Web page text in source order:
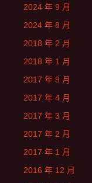
2024 年 9 月
2024 年 8 月
2018 年 2 月
2018 年 1 月
2017 年 9 月
2017 年 4 月
2017 年 3 月
2017 年 2 月
2017 年 1 月
2016 年 12 月